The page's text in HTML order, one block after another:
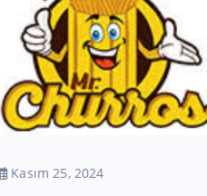
Kasım 25, 2024